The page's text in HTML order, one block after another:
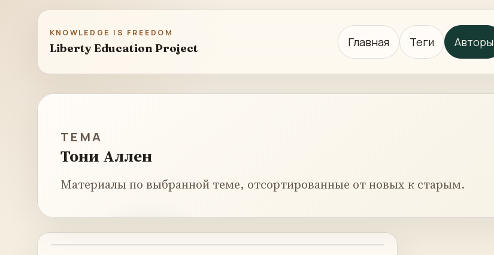
KNOWLEDGE IS FREEDOM
Liberty Education Project Главная Теги Авторы
ТЕМА
Тони Аллен
Материалы по выбранной теме, отсортированные от новых к старым.